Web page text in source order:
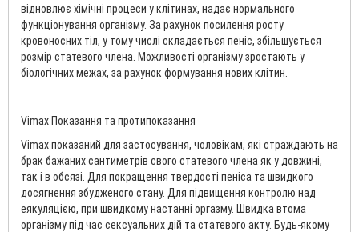
відновлює хімічні процеси у клітинах, надає нормального
функціонування організму. За рахунок посилення росту
кровоносних тіл, у тому числі складається пеніс, збільшується
розмір статевого члена. Можливості організму зростають у
біологічних межах, за рахунок формування нових клітин.
Vimax Показання та протипоказання
Vimax показаний для застосування, чоловікам, які страждають на
брак бажаних сантиметрів свого статевого члена як у довжині,
так і в обсязі. Для покращення твердості пеніса та швидкого
досягнення збудженого стану. Для підвищення контролю над
еякуляцією, при швидкому настанні оргазму. Швидка втома
організму під час сексуальних дій та статевого акту. Будь-якому